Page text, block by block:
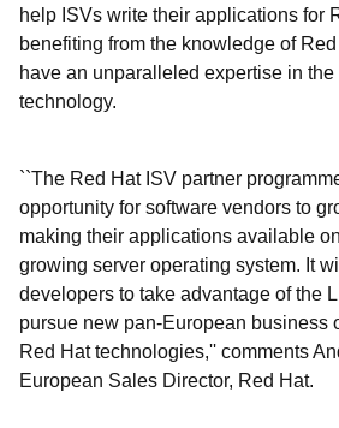
help ISVs write their applications for
benefiting from the knowledge of
have an unparalleled expertise in
technology.
``The Red Hat ISV partner
opportunity for software vendors to
making their applications available
growing server operating system. It
developers to take advantage of the
pursue new pan-European business
Red Hat technologies,'' comments
European Sales Director, Red Hat.